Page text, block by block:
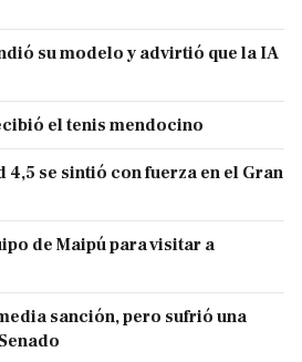
su modelo y advirtió que la IA
el tenis mendocino
4,5 se sintió con fuerza en el Gran
de Maipú para visitar a
sanción, pero sufrió una